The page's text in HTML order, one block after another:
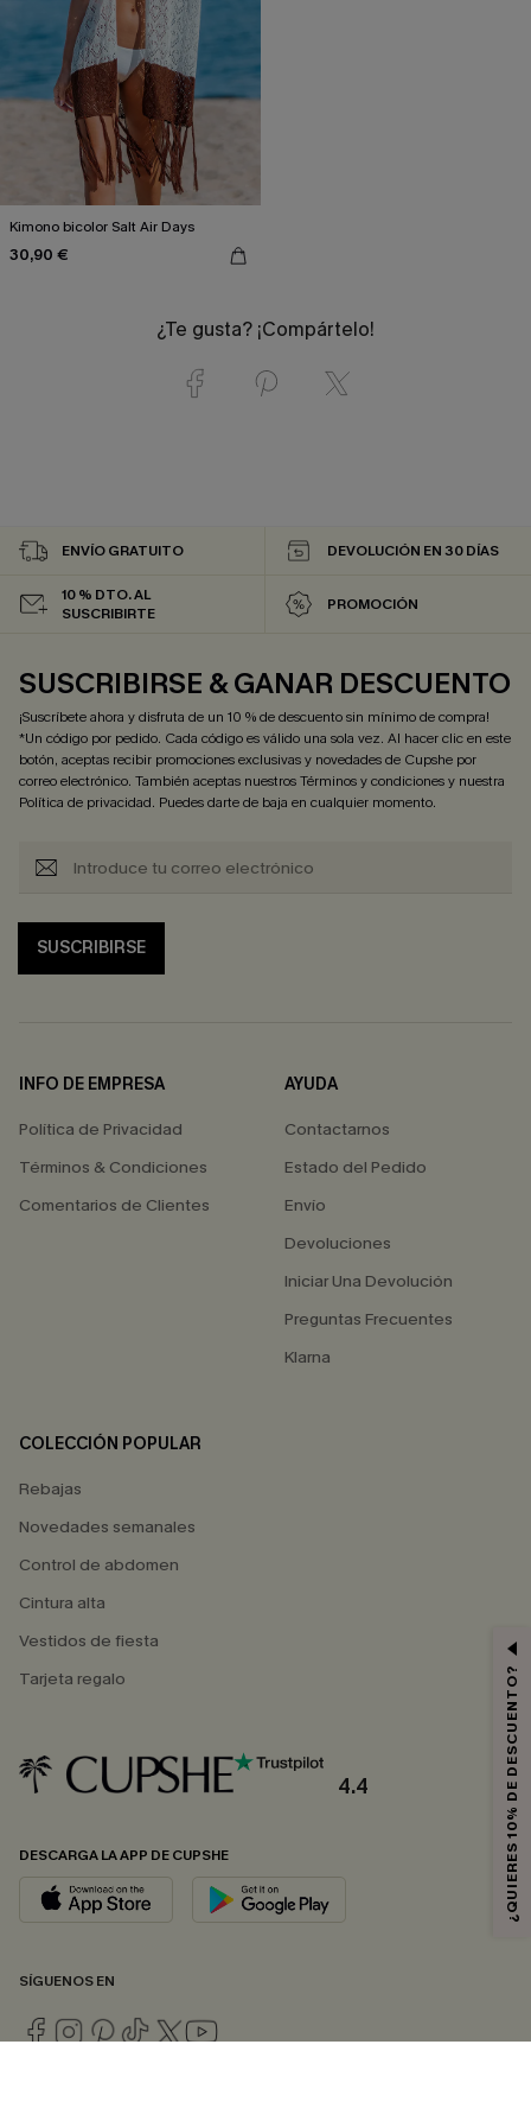
Kimono bicolor Salt Air Days
30,90 €
¿Te gusta? ¡Compártelo!
ENVÍO GRATUITO DEVOLUCIÓN EN 30 DÍAS
10 % DTO. AL
SUSCRIBIRTE
PROMOCIÓN
SUSCRIBIRSE & GANAR DESCUENTO
¡Suscríbete ahora y disfruta de un 10 % de descuento sin mínimo de compra!
*Un código por pedido. Cada código es válido una sola vez. Al hacer clic en este
botón, aceptas recibir promociones exclusivas y novedades de Cupshe por
correo electrónico. También aceptas nuestrosTérminos y condicionesy nuestra
Política de privacidad. Puedes darte de baja en cualquier momento.
SUSCRIBIRSE
INFO DE EMPRESA
Política de Privacidad
Términos & Condiciones
Comentarios de Clientes
AYUDA
Contactarnos
Estado del Pedido
Envío
Devoluciones
Iniciar Una Devolución
Preguntas Frecuentes
Klarna
COLECCIÓN POPULAR
Rebajas
Novedades semanales
Control de abdomen
Cintura alta
Vestidos de fiesta
Tarjeta regalo
4.4
DESCARGA LA APP DE CUPSHE
SÍGUENOS EN
¿QUIERES 10% DE DESCUENTO?